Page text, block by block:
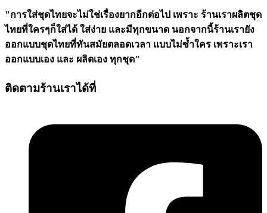
"การใส่ชุดไทยจะไม่ใช่เรื่องยากอีกต่อไป เพราะ ร้านเราผลิตชุด
ไทยที่ใครๆก็ใส่ได้ ใส่ง่าย และมีทุกขนาด นอกจากนี้ร้านเรายัง
ออกแบบชุดไทยที่ทันสมัยตลอดเวลา แบบไม่ซ้ำใคร เพราะเรา
ออกแบบเอง และ ผลิตเอง ทุกชุด"
ติดตามร้านเราได้ที่